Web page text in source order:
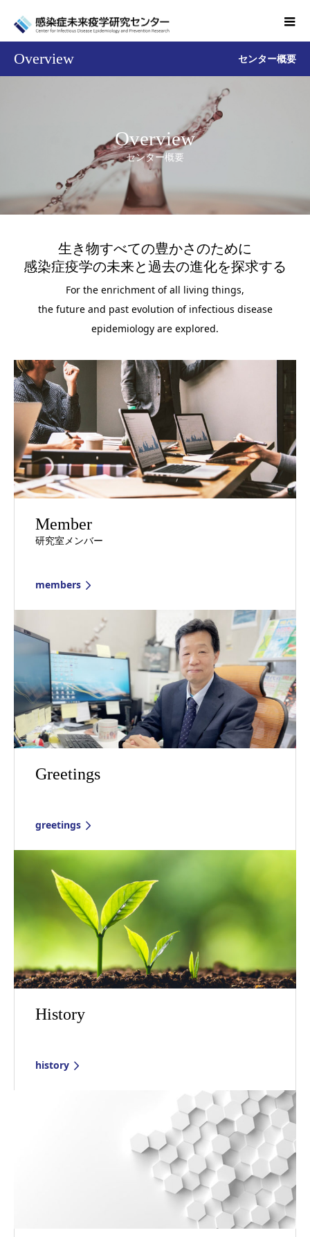
Overview センター概要
Overview
センター概要
生き物すべての豊かさのために
感染症疫学の未来と過去の進化を探求する
For the enrichment of all living things,
the future and past evolution of infectious disease
epidemiology are explored.
Member
研究室メンバー
members
Greetings
greetings
History
history